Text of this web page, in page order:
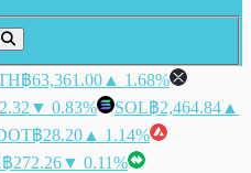
฿63,361.00 ▲ 1.68%
▼ 0.83% SOL฿2,464.84 ▲
฿28.20 ▲ 1.14%
฿272.26▼ 0.11%